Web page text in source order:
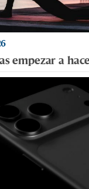
empezar a